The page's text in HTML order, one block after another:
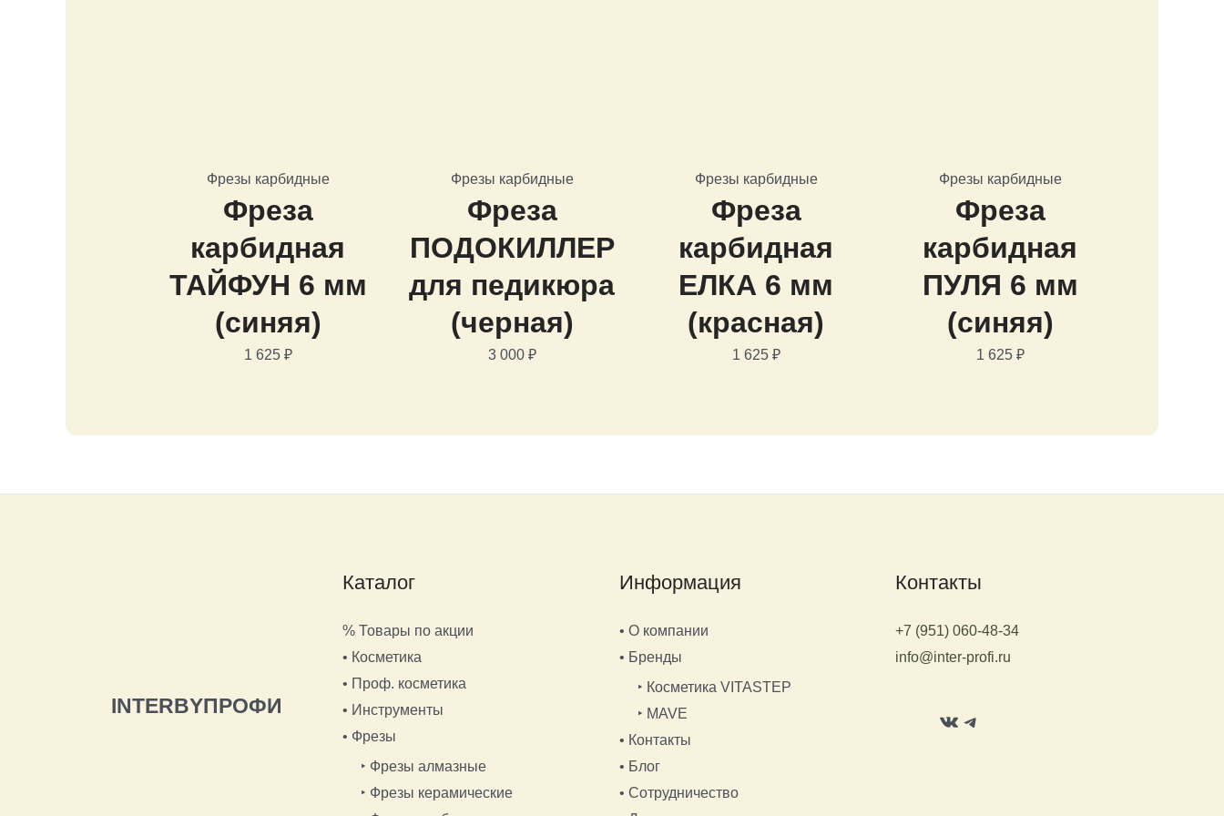
Фрезы карбидные
Фреза
карбидная
ТАЙФУН 6 мм
(синяя)
1 625 ₽
Фрезы карбидные
Фреза
ПОДОКИЛЛЕР
для педикюра
(черная)
3 000 ₽
Фрезы карбидные
Фреза
карбидная
ЕЛКА 6 мм
(красная)
1 625 ₽
Фрезы карбидные
Фреза
карбидная
ПУЛЯ 6 мм
(синяя)
1 625 ₽
INTERBYПРОФИ
Каталог
% Товары по акции
• Косметика
• Проф. косметика
• Инструменты
• Фрезы
‣ Фрезы алмазные
‣ Фрезы керамические
Информация
• О компании
• Бренды
‣ Косметика VITASTEP
‣ MAVE
• Контакты
• Блог
• Сотрудничество
Контакты
+7 (951) 060-48-34
info@inter-profi.ru